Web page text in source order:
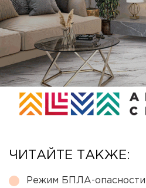
ЧИТАЙТЕ ТАКЖЕ:
Режим БПЛА-